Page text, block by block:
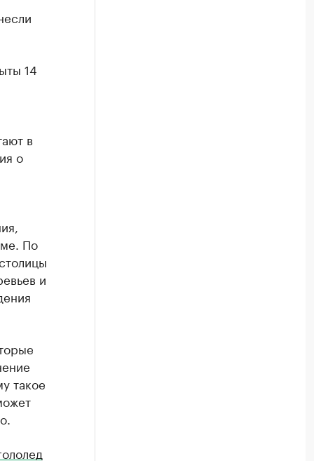
14
в
о
По
и
такое